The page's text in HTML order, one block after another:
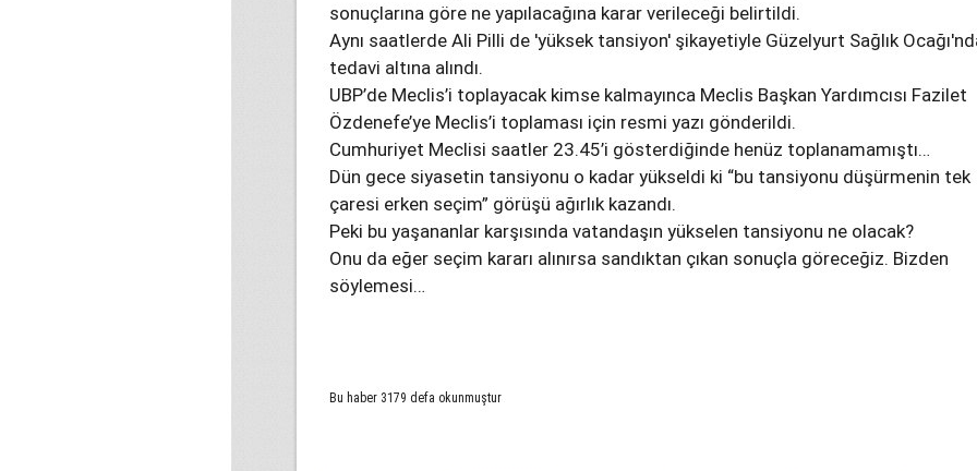
sonuçlarına göre ne yapılacağına karar verileceği belirtildi.
Aynı saatlerde Ali Pilli de 'yüksek tansiyon' şikayetiyle Güzelyurt Sağlık
tedavi altına alındı.
UBP’de Meclis’i toplayacak kimse kalmayınca Meclis Başkan Yardımcısı Fazilet
Özdenefe’ye Meclis’i toplaması için resmi yazı gönderildi.
Cumhuriyet Meclisi saatler 23.45’i gösterdiğinde henüz toplanamamıştı…
Dün gece siyasetin tansiyonu o kadar yükseldi ki “bu tansiyonu düşürmenin tek
çaresi erken seçim” görüşü ağırlık kazandı.
Peki bu yaşananlar karşısında vatandaşın yükselen tansiyonu ne olacak?
Onu da eğer seçim kararı alınırsa sandıktan çıkan sonuçla göreceğiz. Bizden
söylemesi…
Bu haber 3179 defa okunmuştur